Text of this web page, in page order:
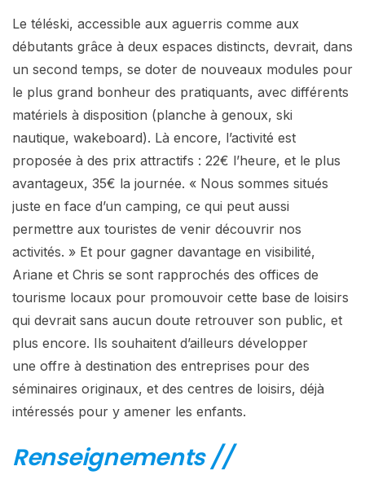
Le téléski, accessible aux aguerris comme aux
débutants grâce à deux espaces distincts, devrait, dans
un second temps, se doter de nouveaux modules pour
le plus grand bonheur des pratiquants, avec différents
matériels à disposition (planche à genoux, ski
nautique, wakeboard). Là encore, l’activité est
proposée à des prix attractifs : 22€ l’heure, et le plus
avantageux, 35€ la journée. « Nous sommes situés
juste en face d’un camping, ce qui peut aussi
permettre aux touristes de venir découvrir nos
activités. » Et pour gagner davantage en visibilité,
Ariane et Chris se sont rapprochés des offices de
tourisme locaux pour promouvoir cette base de loisirs
qui devrait sans aucun doute retrouver son public, et
plus encore. Ils souhaitent d’ailleurs développer
une offre à destination des entreprises pour des
séminaires originaux, et des centres de loisirs, déjà
intéressés pour y amener les enfants.
Renseignements //